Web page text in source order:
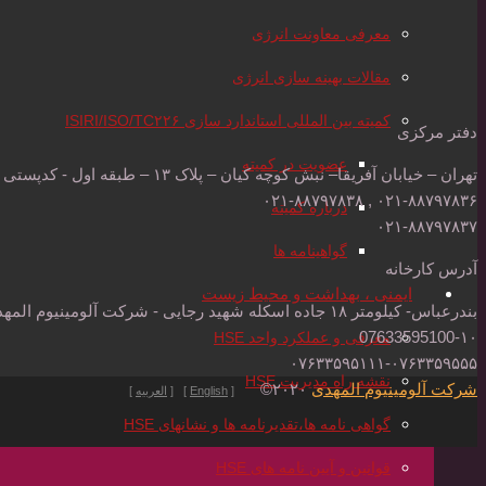
معرفی معاونت انرژی
مقالات بهینه سازی انرژی
کمیته بین المللی استاندارد سازی ISIRI/ISO/TC۲۲۶
عضویت در کمیته
درباره کمیته
گواهینامه ها
ایمنی ، بهداشت و محیط زیست
معرفی و عملکرد واحد HSE
نقشه راه مدیریت HSE
گواهی نامه ها،تقدیرنامه ها و نشانهای HSE
قوانین و آیین نامه های HSE
دفتر مرکزی
تهران – خیابان آفریقا– نبش کوچه کیان – پلاک ۱۳ – طبقه اول - کدپستی : ۱۵۱۸۶۱۴۱۱۳۰۲۱
۰۲۱-۸۸۷۹۷۸۳۶ , ۰۲۱-۸۸۷۹۷۸۳۸
۰۲۱-۸۸۷۹۷۸۳۷
آدرس کارخانه
بندرعباس- کیلومتر ۱۸ جاده اسکله شهید رجایی - شرکت آلومینیوم المهدی - کدپستی: ۷۹۱۷۱۷۶۳۸۵
07633595100-۱۰
۰۷۶۳۳۵۹۵۱۱۱-۰۷۶۳۳۵۹۵۵۵
شرکت آلومینیوم المهدی۲۰۲۰© [
English
] [ العربیه ]